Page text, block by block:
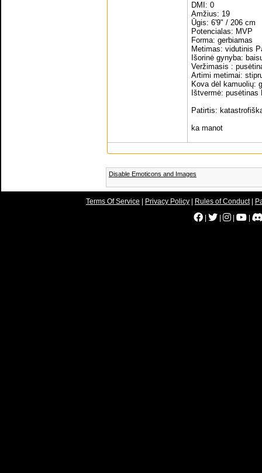
DMI: 0
Amžius: 19
Ūgis: 6'9" / 206 cm
Potencialas: MVP
Forma: gerbiamas
Metimas: vidutinis
Išorinė gynyba:
Veržimasis :
Artimi metimai:
Kova dėl kamuolių:
Ištvermė:
Patirtis:
ka manot
Disable Emoticons and Images
Terms Of Service Privacy Policy Rules of Conduct|